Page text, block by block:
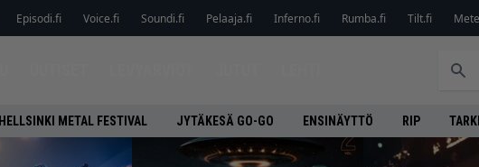
Episodi.fi Voice.fi Soundi.fi Pelaaja.fi Inferno.fi Rumba.fi Tilt.fi
HELLSINKI METAL FESTIVAL JYTÄKESÄ GO-GO ENSINÄYTTÖ RIP